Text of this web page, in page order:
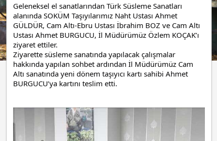
Geleneksel el sanatlarından Türk Süsleme Sanatları
alanında SOKÜM Taşıyılarımız Naht Ustası Ahmet
GÜLDÜR, Cam Altı-Ebru Ustası İbrahim BOZ ve Cam Altı
Ustası Ahmet BURGUCU, İl Müdürümüz Özlem KOÇAK’ı
ziyaret ettiler.
Ziyarette süsleme sanatında yapılacak çalışmalar
hakkında yapılan sohbet ardından İl Müdürümüz Cam
Altı sanatında yeni dönem taşıyıcı kartı sahibi Ahmet
BURGUCU’ya kartını teslim etti.